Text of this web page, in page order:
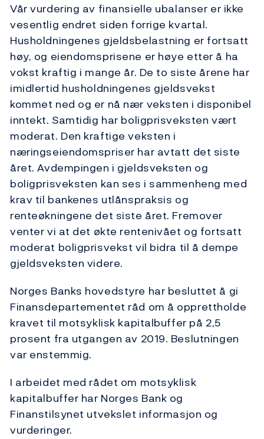
Vår vurdering av finansielle ubalanser er ikke
vesentlig endret siden forrige kvartal.
Husholdningenes gjeldsbelastning er fortsatt
høy, og eiendomsprisene er høye etter å ha
vokst kraftig i mange år. De to siste årene har
imidlertid husholdningenes gjeldsvekst
kommet ned og er nå nær veksten i disponibel
inntekt. Samtidig har boligprisveksten vært
moderat. Den kraftige veksten i
næringseiendomspriser har avtatt det siste
året. Avdempingen i gjeldsveksten og
boligprisveksten kan ses i sammenheng med
krav til bankenes utlånspraksis og
renteøkningene det siste året. Fremover
venter vi at det økte rentenivået og fortsatt
moderat boligprisvekst vil bidra til å dempe
gjeldsveksten videre.
Norges Banks hovedstyre har besluttet å gi
Finansdepartementet råd om å opprettholde
kravet til motsyklisk kapitalbuffer på 2,5
prosent fra utgangen av 2019. Beslutningen
var enstemmig.
I arbeidet med rådet om motsyklisk
kapitalbuffer har Norges Bank og
Finanstilsynet utvekslet informasjon og
vurderinger.